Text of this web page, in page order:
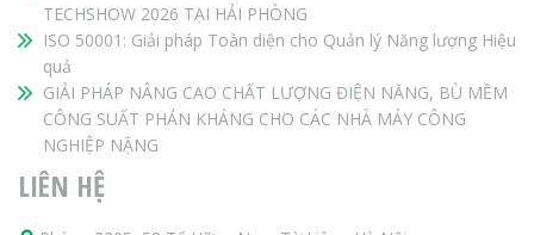
TECHSHOW 2026 TẠI HẢI PHÒNG
ISO 50001: Giải pháp Toàn diện cho Quản lý Năng lượng Hiệu
quả
GIẢI PHÁP NÂNG CAO CHẤT LƯỢNG ĐIỆN NĂNG, BÙ MỀM
CÔNG SUẤT PHẢN KHÁNG CHO CÁC NHÀ MÁY CÔNG
NGHIỆP NẶNG
LIÊN HỆ